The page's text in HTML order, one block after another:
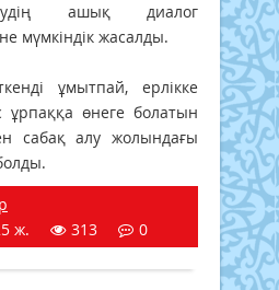
ашық диалог
мүмкіндік жасалды.
ұмытпай, ерлікке
ұрпаққа өнеге болатын
сабақ алу жолындағы
ж.
313 0